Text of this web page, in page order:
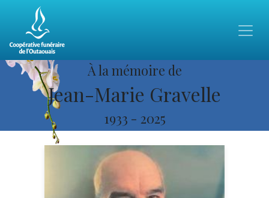
À la mémoire de
Jean-Marie Gravelle
1933 - 2025